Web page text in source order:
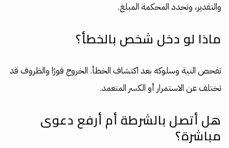
والتقدير، وتحدد المحكمة المبلغ.
ماذا لو دخل شخص بالخطأ؟
تفحص النية وسلوكه بعد اكتشاف الخطأ. الخروج فورًا والظروف قد
تختلف عن الاستمرار أو الكسر المتعمد.
هل أتصل بالشرطة أم أرفع دعوى
مباشرة؟